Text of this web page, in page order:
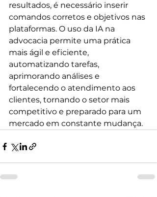
resultados, é necessário inserir
comandos corretos e objetivos nas
plataformas. O uso da IA na
advocacia permite uma prática
mais ágil e eficiente,
automatizando tarefas,
aprimorando análises e
fortalecendo o atendimento aos
clientes, tornando o setor mais
competitivo e preparado para um
mercado em constante mudança.